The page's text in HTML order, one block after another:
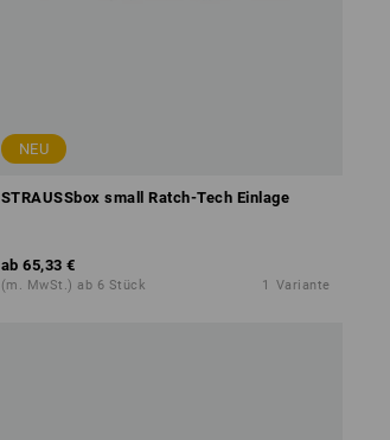
NEU
STRAUSSbox small Ratch-Tech Einlage
ab 65,33 €
(m. MwSt.) ab 6 Stück 1 Variante